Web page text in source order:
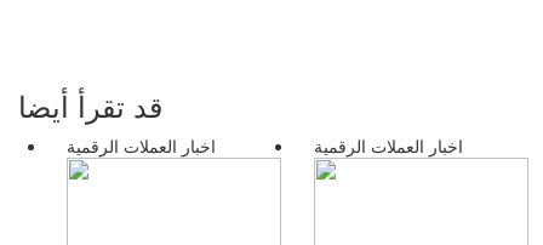
قد تقرأ أيضا
اخبار العملات الرقمية اخبار العملات الرقمية